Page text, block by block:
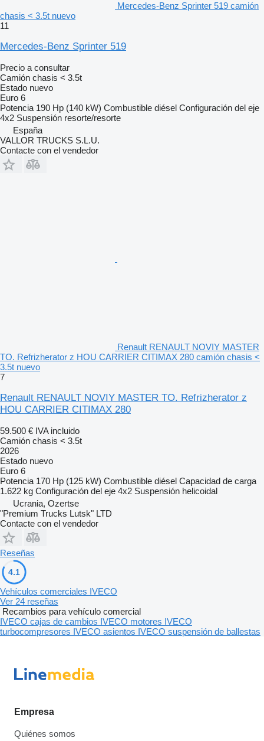
Mercedes-Benz Sprinter 519 camión
chasis < 3.5t nuevo
11
Mercedes-Benz Sprinter 519
Precio a consultar
Camión chasis < 3.5t
Estado nuevo
Euro 6
Potencia 190 Hp (140 kW) Combustible diésel Configuración del eje
4x2 Suspensión resorte/resorte
España
VALLOR TRUCKS S.L.U.
Contacte con el vendedor
Renault RENAULT NOVIY MASTER
TO. Refrizherator z HOU CARRIER CITIMAX 280 camión chasis <
3.5t nuevo
7
Renault RENAULT NOVIY MASTER TO. Refrizherator z
HOU CARRIER CITIMAX 280
59.500 € IVA incluido
Camión chasis < 3.5t
2026
Estado nuevo
Euro 6
Potencia 170 Hp (125 kW) Combustible diésel Capacidad de carga
1.622 kg Configuración del eje 4x2 Suspensión helicoidal
Ucrania, Ozertse
"Premium Trucks Lutsk" LTD
Contacte con el vendedor
Reseñas
4.1
Vehículos comerciales IVECO
Ver 24 reseñas
Recambios para vehículo comercial
IVECO cajas de cambios IVECO motores IVECO
turbocompresores IVECO asientos IVECO suspensión de ballestas
Empresa
Quiénes somos